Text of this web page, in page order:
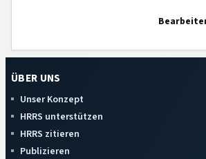
ÜBER UNS
Unser Konzept
HRRS unterstützen
HRRS zitieren
Publizieren